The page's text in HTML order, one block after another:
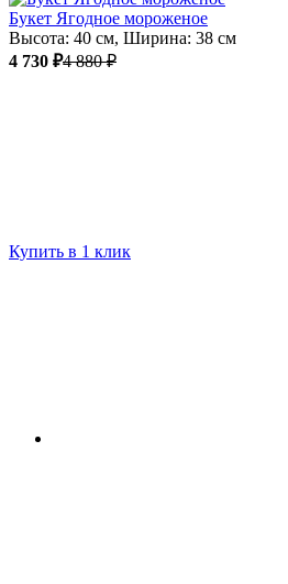
Букет Ягодное мороженое
Высота: 40 см, Ширина: 38 см
4 730 ₽4 880 ₽
Купить в 1 клик